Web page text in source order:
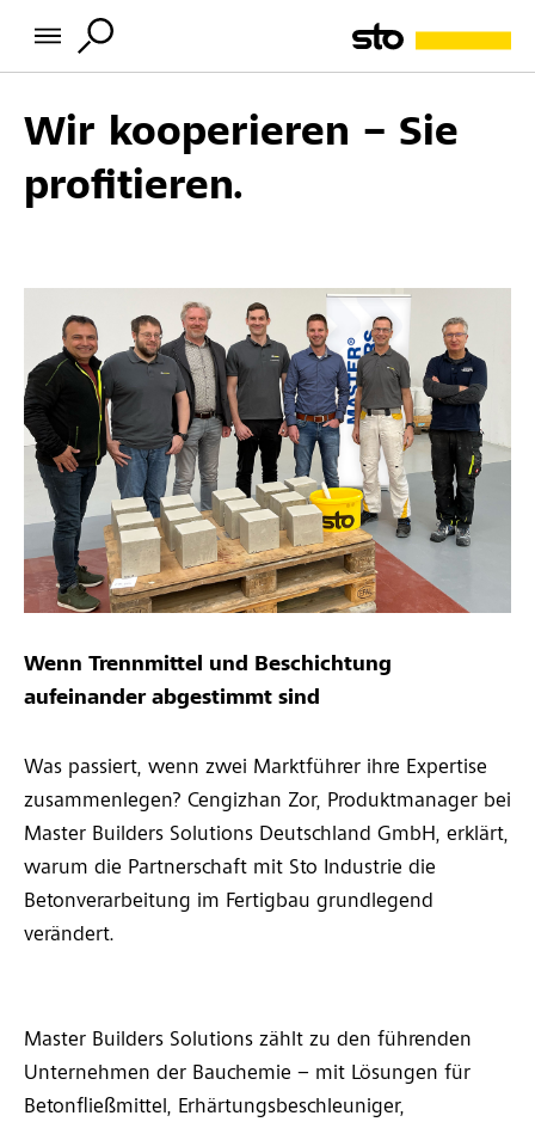
Wir kooperieren – Sie
profitieren.
Wenn Trennmittel und Beschichtung
aufeinander abgestimmt sind
Was passiert, wenn zwei Marktführer ihre Expertise
zusammenlegen? Cengizhan Zor, Produktmanager bei
Master Builders Solutions Deutschland GmbH, erklärt,
warum die Partnerschaft mit Sto Industrie die
Betonverarbeitung im Fertigbau grundlegend
verändert.
Master Builders Solutions zählt zu den führenden
Unternehmen der Bauchemie – mit Lösungen für
Betonfließmittel, Erhärtungsbeschleuniger,